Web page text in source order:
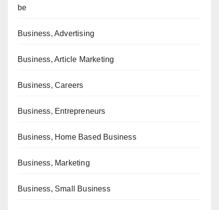
be
Business, Advertising
Business, Article Marketing
Business, Careers
Business, Entrepreneurs
Business, Home Based Business
Business, Marketing
Business, Small Business